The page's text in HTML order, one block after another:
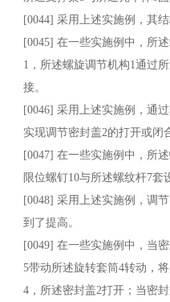
[0044] 采用上述实施例，其
[0045] 在一些实施例中，所
1，所述螺旋调节机构1通过
接。
[0046] 采用上述实施例，通
实现调节密封盖2的打开或闭
[0047] 在一些实施例中，所
限位螺钉10与所述螺纹杆7套
[0048] 采用上述实施例，调
到了提高。
[0049] 在一些实施例中，当
5带动所述旋转套筒4转动，
4，所述密封盖2打开；当密